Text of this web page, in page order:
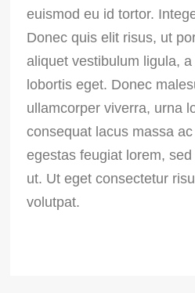
euismod eu id tortor.
Donec quis elit risus, ut
aliquet vestibulum ligula,
lobortis eget. Donec
ullamcorper viverra, urna
consequat lacus massa
egestas feugiat lorem,
ut. Ut eget consectetur
volutpat.